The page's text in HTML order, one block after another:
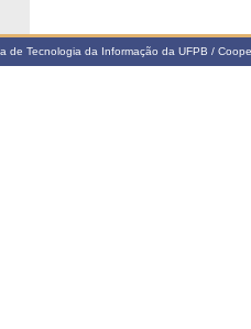
de Tecnologia da Informação da UFPB /